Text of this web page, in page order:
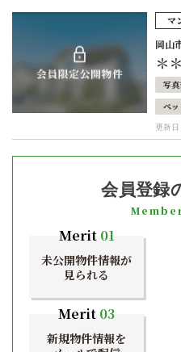
マ
岡山
＊
写
ペ
更新
会員登録
Merit01
未公開物件情報が
見られる
Merit 03
新規物件情報を